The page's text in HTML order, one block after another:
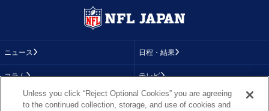
ニュース 日程・結果
コラム テレビ
画像
Unless you click “Reject Optional Cookies” you are agreeing
to the continued collection, storage, and use of cookies and